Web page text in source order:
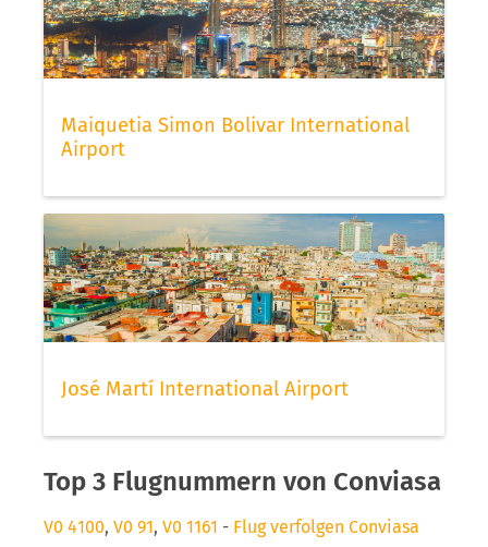
Maiquetia Simon Bolivar International
Airport
José Martí International Airport
Top 3 Flugnummern von Conviasa
V0 4100, V0 91, V0 1161 - Flug verfolgen Conviasa